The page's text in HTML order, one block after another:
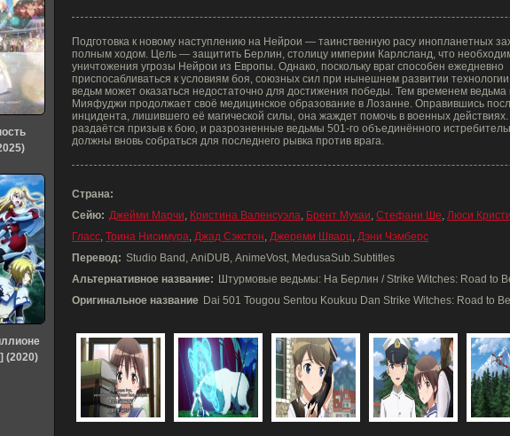
Подготовка к новому наступлению на Нейрои — таинственную расу инопланетных
полным ходом. Цель — защитить Берлин, столицу империи Карлсланд, что
уничтожения угрозы Нейрои из Европы. Однако, поскольку враг способен ежедневно
приспосабливаться к условиям боя, союзных сил при нынешнем развитии
ведьм может оказаться недостаточно для достижения победы. Тем временем
Мияфуджи продолжает своё медицинское образование в Лозанне. Оправившись
инцидента, лишившего её магической силы, она жаждет помочь в военных действиях.
раздаётся призыв к бою, и разрозненные ведьмы 501-го объединённого
должны вновь собраться для последнего рывка против врага.
Страна:
Сейю: Джейми Марчи, Кристина Валенсуэла, Брент Мукаи, Стефани Ше, Люси
Гласс, Трина Нисимура, Джад Сэкстон, Джереми Шварц, Дэни Чэмберс
Перевод: Studio Band, AniDUB, AnimeVost, MedusaSub.Subtitles
Альтернативное название: Штурмовые ведьмы: На Берлин / Strike Witches: Road to
Оригинальное название Dai 501 Tougou Sentou Koukuu Dan Strike Witches: Road to
(2020)